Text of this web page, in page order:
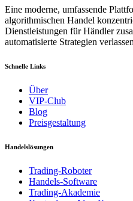
Eine moderne, umfassende
algorithmischen Handel
Dienstleistungen für Händler
automatisierte Strategien
Schnelle Links
Über
VIP-Club
Blog
Preisgestaltung
Handelslösungen
Trading-Roboter
Handels-Software
Trading-Akademie